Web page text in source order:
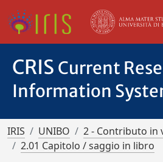
CRIS Current
Information
IRIS UNIBO
2 - Contributo in
2.01 Capitolo / saggio in libro